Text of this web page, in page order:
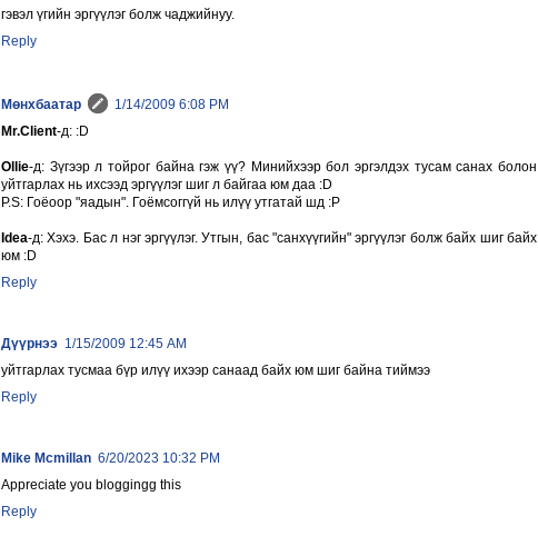
гэвэл үгийн эргүүлэг болж чаджийнуу.
Reply
Мөнхбаатар
1/14/2009 6:08 PM
Mr.Client-д: :D
Ollie-д: Зүгээр л тойрог байна гэж үү? Минийхээр бол эргэлдэх тусам санах болон
уйтгарлах нь ихсээд эргүүлэг шиг л байгаа юм даа :D
P.S: Гоёоор "яадын". Гоёмсоггүй нь илүү утгатай шд :P
Idea-д: Хэхэ. Бас л нэг эргүүлэг. Утгын, бас "санхүүгийн" эргүүлэг болж байх шиг байх
юм :D
Reply
Дүүрнээ 1/15/2009 12:45 AM
уйтгарлах тусмаа бүр илүү ихээр санаад байх юм шиг байна тиймээ
Reply
Mike Mcmillan 6/20/2023 10:32 PM
Appreciate you bloggingg this
Reply